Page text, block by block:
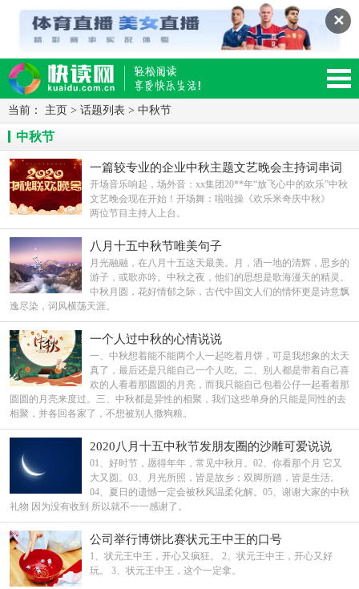
✕
读网-轻松阅读,快乐生活移动版
当前： 主页 > 话题列表 > 中秋节
中秋节
一篇较专业的企业中秋主题文艺晚会主持词串词
开场音乐响起，场外音：xx集团20**年“放飞心中的欢乐”中秋
文艺晚会现在开始！开场舞：啦啦操《欢乐米奇庆中秋》
两位节目主持人上台。
八月十五中秋节唯美句子
月光融融，在八月十五这天最美。月，洒一地的清辉，思乡的
游子，或歌亦吟。中秋之夜，他们的思想是歌海漫天的精灵。
中秋月圆，花好情郁之际，古代中国文人们的情怀更是诗意飘
逸尽染，词风横荡天涯。
一个人过中秋的心情说说
一、中秋想着能不能两个人一起吃着月饼，可是我想象的太天
真了，最后还是只能自己一个人吃。二、别人都是带着自己喜
欢的人看着那圆圆的月亮，而我只能自己包着公仔一起看着那
圆圆的月亮来度过。三、中秋都是异性的相聚，我们这些单身的只能是同性的去
相聚，并各回各家了，不想被别人撒狗粮。
2020八月十五中秋节发朋友圈的沙雕可爱说说
01、好时节，愿得年年，常见中秋月。02、你看那个月 它又
大又圆。03、月光所照，皆是故乡；双脚所踏，皆是生活。
04、夏日的遗憾一定会被秋风温柔化解。05、谢谢大家的中秋
礼物 因为没有收到 所以就不一一感谢了。
公司举行博饼比赛状元王中王的口号
1、状元王中王，开心又疯狂。 2、状元王中王，开心又好
玩。 3、状元王中王，这个一定拿。